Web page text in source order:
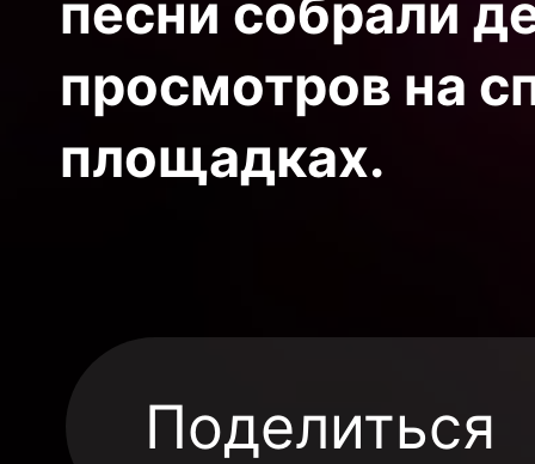
песни собрали
просмотров на
площадках.
Поделиться